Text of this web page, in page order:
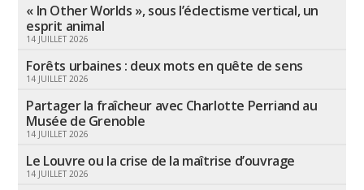
« In Other Worlds », sous l’éclectisme vertical, un
esprit animal
14 JUILLET 2026
Forêts urbaines : deux mots en quête de sens
14 JUILLET 2026
Partager la fraîcheur avec Charlotte Perriand au
Musée de Grenoble
14 JUILLET 2026
Le Louvre ou la crise de la maîtrise d’ouvrage
14 JUILLET 2026